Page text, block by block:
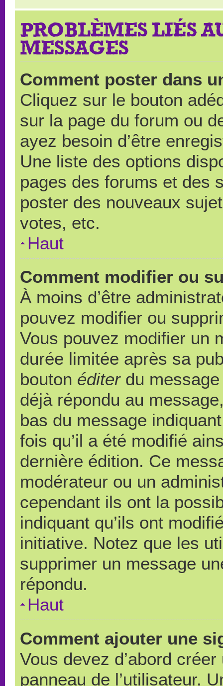
PROBLÈMES LIÉS
MESSAGES
Comment poster dans
Cliquez sur le bouton
sur la page du forum ou
ayez besoin d’être
Une liste des options
pages des forums et des
poster des nouveaux
votes, etc.
Haut
Comment modifier ou
À moins d’être
pouvez modifier ou
Vous pouvez modifier un
durée limitée après sa
bouton éditerdu message
déjà répondu au
bas du message
fois qu’il a été modifié
dernière édition. Ce
modérateur ou un
cependant ils ont la
indiquant qu’ils ont
initiative. Notez que les
supprimer un message
répondu.
Haut
Comment ajouter une
Vous devez d’abord
panneau de l’utilisateur.